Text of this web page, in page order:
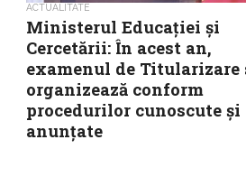
ACTUALITATE
Ministerul Educației și
Cercetării: În acest an,
examenul de Titularizare
organizează conform
procedurilor cunoscute și
anunțate